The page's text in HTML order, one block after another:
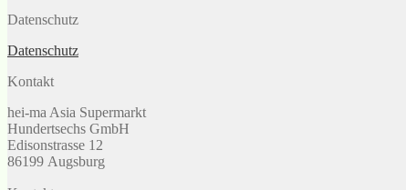
Datenschutz
Datenschutz
Kontakt
hei-ma Asia Supermarkt
Hundertsechs GmbH
Edisonstrasse 12
86199 Augsburg